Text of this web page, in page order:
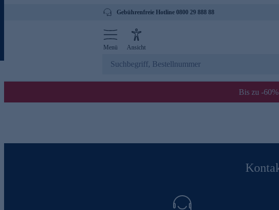
Gebührenfreie Hotline 0800 29 888 88
Menü Ansicht
Bis zu -